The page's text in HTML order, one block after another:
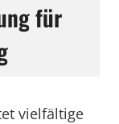
für
vielfältige